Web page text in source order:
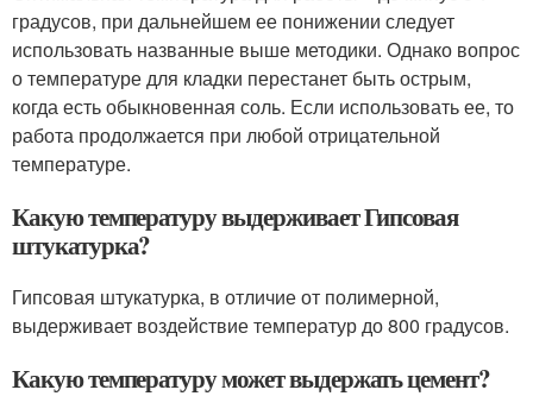
градусов, при дальнейшем ее понижении следует
использовать названные выше методики. Однако вопрос
о температуре для кладки перестанет быть острым,
когда есть обыкновенная соль. Если использовать ее, то
работа продолжается при любой отрицательной
температуре.
Какую температуру выдерживает Гипсовая
штукатурка?
Гипсовая штукатурка, в отличие от полимерной,
выдерживает воздействие температур до 800 градусов.
Какую температуру может выдержать цемент?